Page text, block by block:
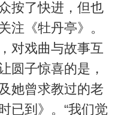
按了快进，但也
注《牡丹亭》。
对戏曲与故事互
圆子惊喜的是，
她曾求教过的老
已到》。“我们觉